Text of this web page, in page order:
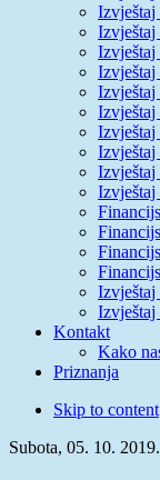
Izvještaj
Izvještaj
Izvještaj
Izvještaj
Izvještaj
Izvještaj
Izvještaj
Izvještaj
Izvještaj
Izvještaj
Izvještaj
Izvještaj
Kontakt
Kako
Priznanja
Skip to content
Subota, 05. 10. 2019.